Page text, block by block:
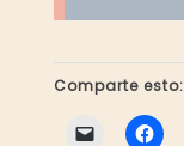
Comparte esto: